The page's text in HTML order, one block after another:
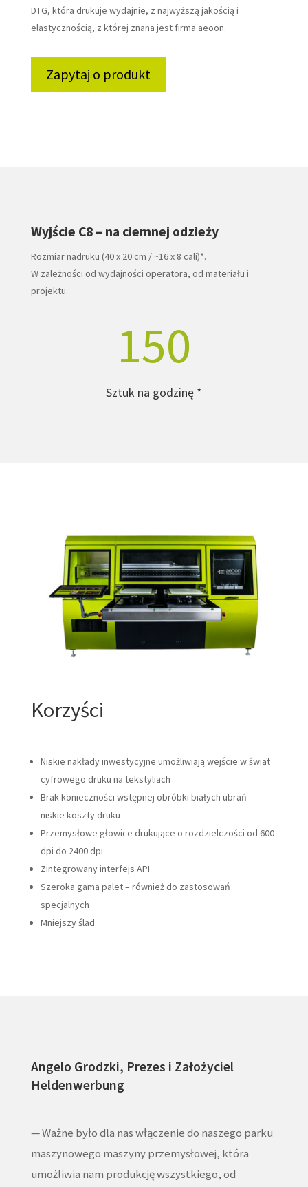
DTG, która drukuje wydajnie, z najwyższą jakością i
elastycznością, z której znana jest firma aeoon.
Zapytaj o produkt
Wyjście C8 – na ciemnej odzieży
Rozmiar nadruku (40 x 20 cm / ~16 x 8 cali)*.
W zależności od wydajności operatora, od materiału i
projektu.
150
Sztuk na godzinę *
Korzyści
Niskie nakłady inwestycyjne umożliwiają wejście w świat
cyfrowego druku na tekstyliach
Brak konieczności wstępnej obróbki białych ubrań –
niskie koszty druku
Przemysłowe głowice drukujące o rozdzielczości od 600
dpi do 2400 dpi
Zintegrowany interfejs API
Szeroka gama palet – również do zastosowań
specjalnych
Mniejszy ślad
Angelo Grodzki, Prezes i Założyciel
Heldenwerbung
— Ważne było dla nas włączenie do naszego parku
maszynowego maszyny przemysłowej, która
umożliwia nam produkcję wszystkiego, od